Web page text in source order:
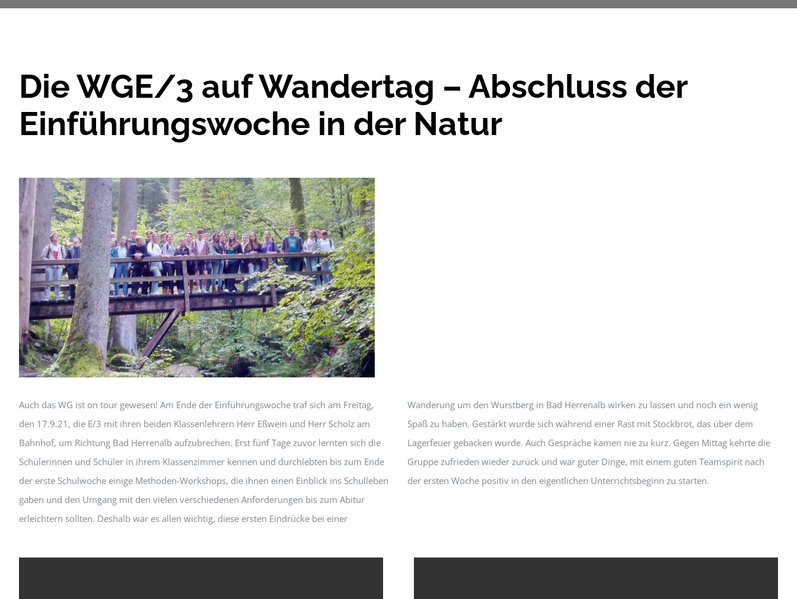
Die WGE/3 auf Wandertag – Abschluss der
Einführungswoche in der Natur
Auch das WG ist on tour gewesen! Am Ende der Einführungswoche traf sich am Freitag,
den 17.9.21, die E/3 mit ihren beiden Klassenlehrern Herr Eßwein und Herr Scholz am
Bahnhof, um Richtung Bad Herrenalb aufzubrechen. Erst fünf Tage zuvor lernten sich die
Schülerinnen und Schüler in ihrem Klassenzimmer kennen und durchlebten bis zum Ende
der erste Schulwoche einige Methoden-Workshops, die ihnen einen Einblick ins Schulleben
gaben und den Umgang mit den vielen verschiedenen Anforderungen bis zum Abitur
erleichtern sollten. Deshalb war es allen wichtig, diese ersten Eindrücke bei einer
Wanderung um den Wurstberg in Bad Herrenalb wirken zu lassen und noch ein wenig
Spaß zu haben. Gestärkt wurde sich während einer Rast mit Stockbrot, das über dem
Lagerfeuer gebacken wurde. Auch Gespräche kamen nie zu kurz. Gegen Mittag kehrte die
Gruppe zufrieden wieder zurück und war guter Dinge, mit einem guten Teamspirit nach
der ersten Woche positiv in den eigentlichen Unterrichtsbeginn zu starten.